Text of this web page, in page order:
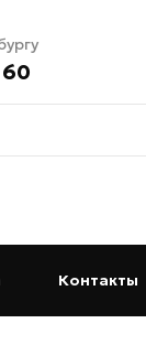
60
(current)Контакты